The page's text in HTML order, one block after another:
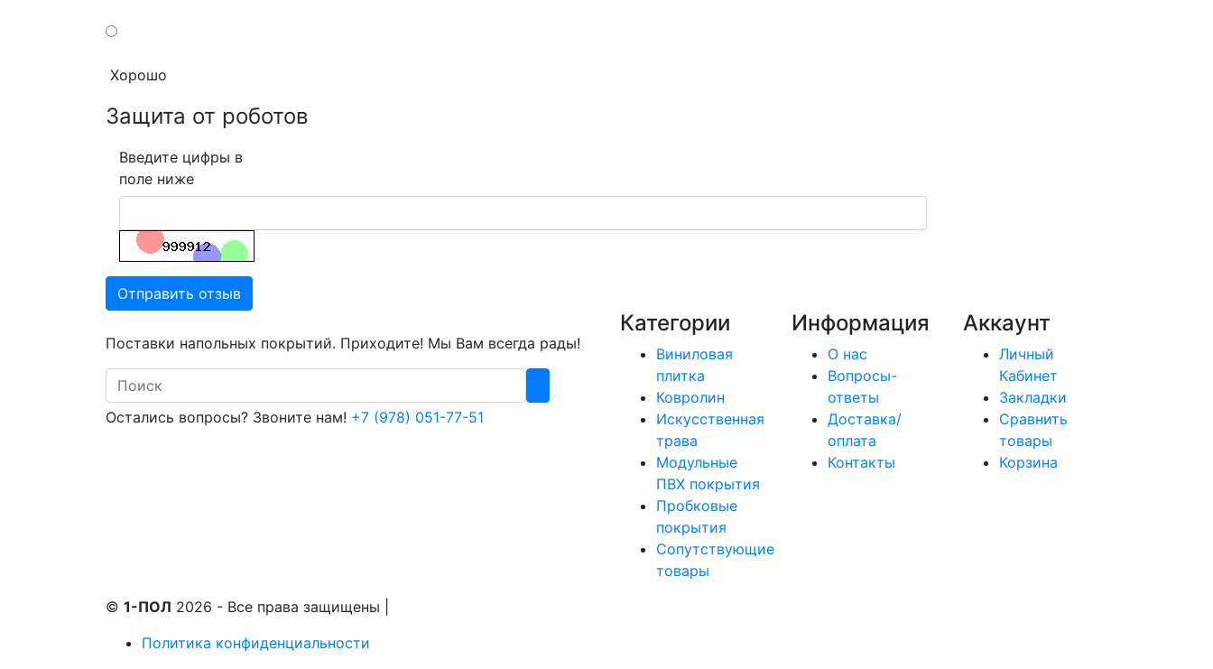
Хорошо
Защита от роботов
Введите цифры в
поле ниже
Отправить отзыв
Поставки напольных покрытий. Приходите! Мы Вам всегда рады!
Search
Остались вопросы? Звоните нам! +7 (978) 051-77-51
Категории
Виниловая
плитка
Ковролин
Искусственная
трава
Модульные
ПВХ покрытия
Пробковые
покрытия
Сопутствующие
товары
Информация
О нас
Вопросы-
ответы
Доставка/
оплата
Контакты
Аккаунт
Личный
Кабинет
Закладки
Сравнить
товары
Корзина
© 1-ПОЛ 2026 - Все права защищены
Политика конфиденциальности